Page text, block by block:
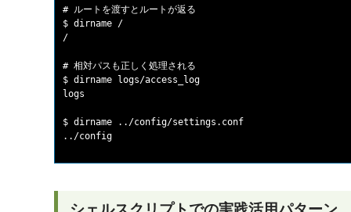
# ルートを渡すとルートが返る
$ dirname /
/
# 相対パスも正しく処理される
$ dirname logs/access_log
logs
$ dirname ../config/settings.conf